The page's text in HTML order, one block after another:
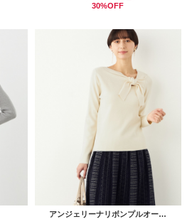
30%OFF
アンジェリーナリボンプルオー…